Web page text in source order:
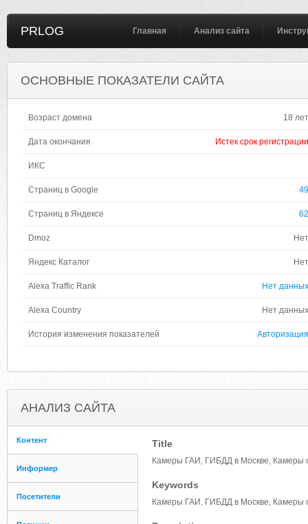
PRLOG Главная Анализ сайта
ОСНОВНЫЕ ПОКАЗАТЕЛИ САЙТА
Возраст домена 18 лет
Дата окончания Истек срок регистрации
ИКС
Страниц в Google 49
Страниц в Яндексе 62
Dmoz Нет
Яндекс Каталог Нет
Alexa Traffic Rank Нет данных
Alexa Country Нет данных
История изменения показателей Авторизация
АНАЛИЗ САЙТА
Контент
Информер
Посетители
Title
Камеры ГАИ, ГИБДД в Москве, Камеры
Keywords
Камеры ГАИ, ГИБДД в Москве, Камеры